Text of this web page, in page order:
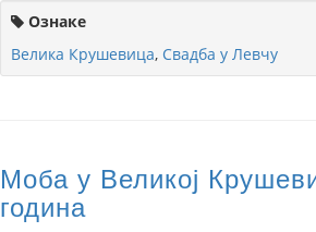
Ознаке
Велика Крушевица, Свадба у Левчу
Моба у Великој
година